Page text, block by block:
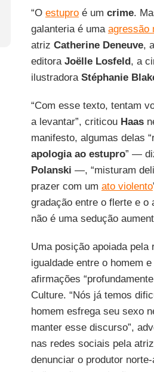
“O estuproé um crime.
galanteria é uma agressão
atriz Catherine Deneuve,
editora Joëlle Losfeld, a
ilustradora Stéphanie
“Com esse texto, tentam
a levantar”, criticouHaas
manifesto, algumas delas
apologia ao estupro” —
Polanski —, “misturam
prazer com um ato violento
gradação entre o flerte e o
não é uma sedução
Uma posição apoiada
igualdade entre o homem
afirmações
Culture. “Nós já temos
homem esfrega seu sexo
manter esse discurso”,
nas redes sociais pela
denunciar o produtor